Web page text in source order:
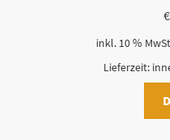
€
inkl. 10 %
Lieferzeit: